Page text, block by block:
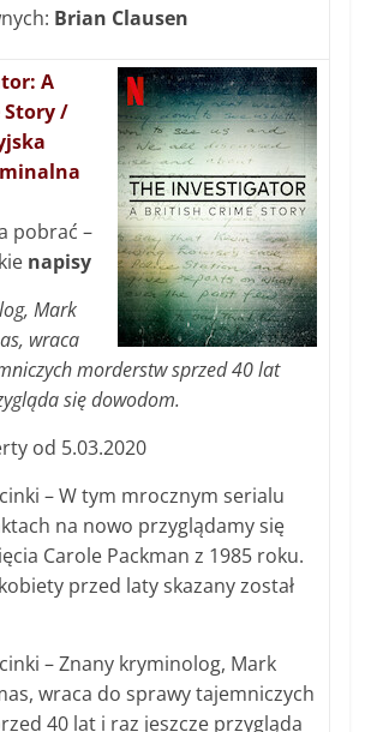
Brian Clausen
A
/
pobrać –
napisy
Mark
wraca
morderstw sprzed 40 lat
się dowodom.
od 5.03.2020
– W tym mrocznym serialu
na nowo przyglądamy się
Carole Packman z 1985 roku.
przed laty skazany został
– Znany kryminolog, Mark
wraca do sprawy tajemniczych
40 lat i raz jeszcze przygląda